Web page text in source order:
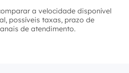
a velocidade disponível
possíveis taxas, prazo de
de atendimento.